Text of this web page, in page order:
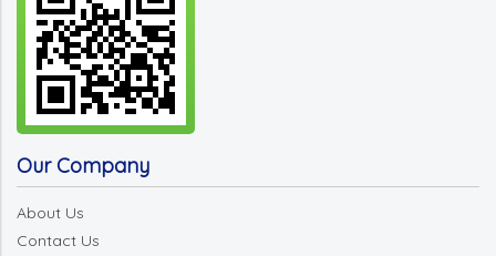
Our Company
About Us
Contact Us